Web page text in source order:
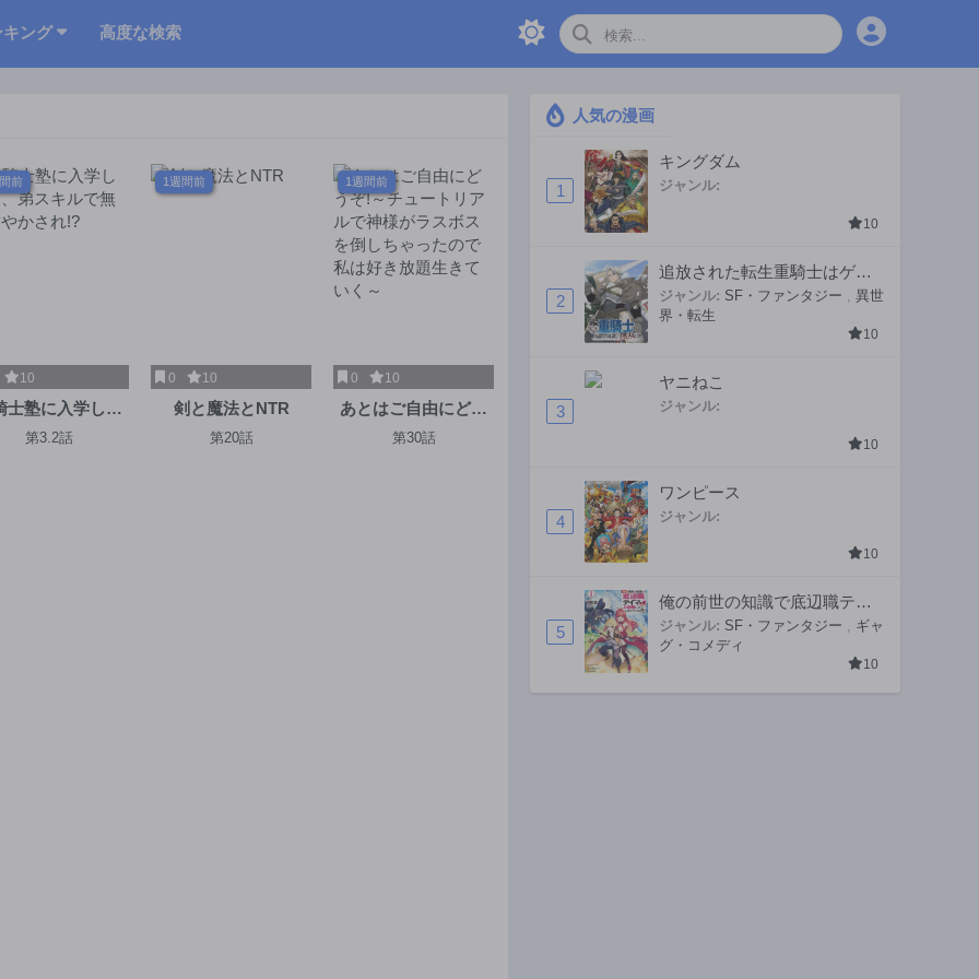
ング 高度な検索
前
10
士塾に入学した
弟スキルで無限
第3.2話
1週間前
0 10
剣と魔法とNTR
第20話
1週間前
0 10
あとはご自由にどう
ぞ!～チュートリアル
第30話
人気の漫画
1
キングダム
ジャンル:
10
2
追放された転生重騎士はゲー
ム知識で無双する
ジャンル: SF・ファンタジー
異世
界・転生
10
3
ヤニねこ
ジャンル:
10
4
ワンピース
ジャンル:
10
5
俺の前世の知識で底辺職テイ
マーが上級職になってしまい
そうな件
ジャンル: SF・ファンタジー , ギャ
グ・コメディ
10